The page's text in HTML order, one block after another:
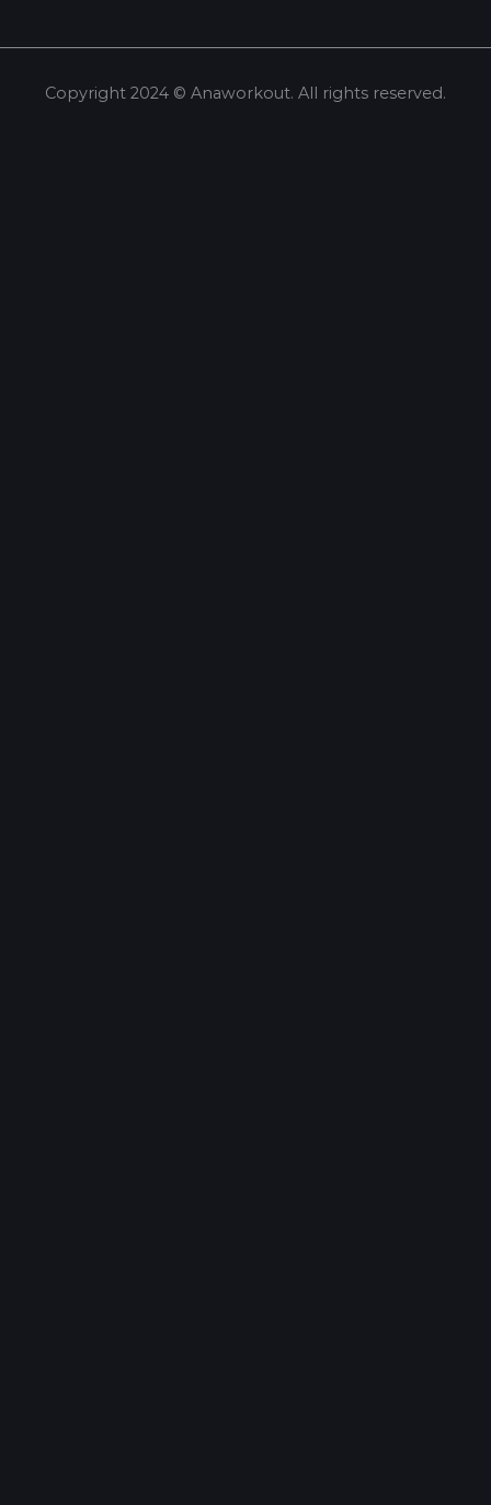
Copyright 2024 © Anaworkout. All rights reserved.